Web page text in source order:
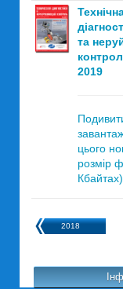
та
2019
цього
розмір
2018